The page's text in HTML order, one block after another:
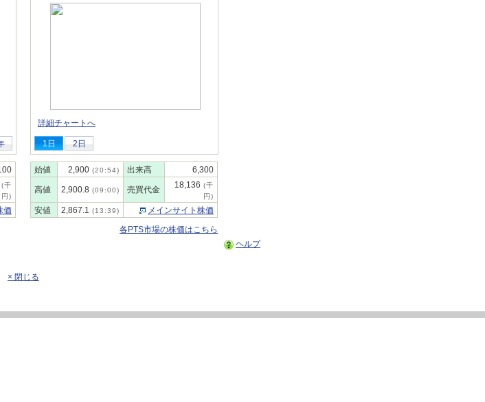
(千
円)
価
詳細チャートへ
1日 2日
始値 2,900 (20:54) 出来高 6,300
高値 2,900.8 (09:00) 売買代金 18,136 (千
円)
安値 2,867.1 (13:39)
メインサイト株価
各PTS市場の株価はこちら
ヘルプ
× 閉じる